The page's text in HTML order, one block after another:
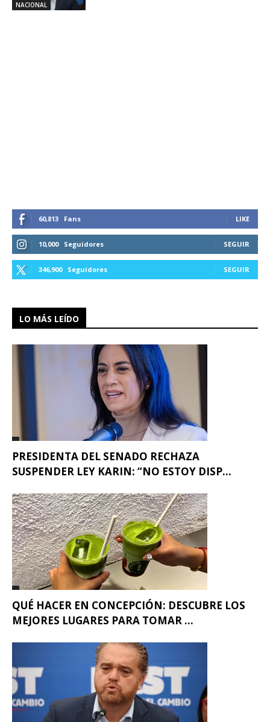
NACIONAL
60,813 Fans LIKE
10,000 Seguidores SEGUIR
346,900 Seguidores SEGUIR
LO MÁS LEÍDO
PRESIDENTA DEL SENADO RECHAZA
SUSPENDER LEY KARIN: “NO ESTOY DISP...
QUÉ HACER EN CONCEPCIÓN: DESCUBRE LOS
MEJORES LUGARES PARA TOMAR ...